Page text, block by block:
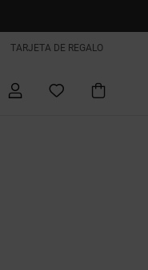
TARJETA DE REGALO